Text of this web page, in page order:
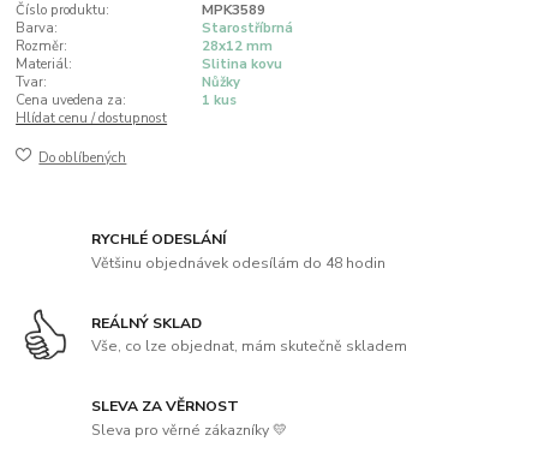
Číslo produktu:
MPK3589
Barva:
Starostříbrná
Rozměr:
28x12 mm
Materiál:
Slitina kovu
Tvar:
Nůžky
Cena uvedena za:
1 kus
Hlídat cenu / dostupnost
Do oblíbených
RYCHLÉ ODESLÁNÍ
Většinu objednávek odesílám do 48 hodin
REÁLNÝ SKLAD
Vše, co lze objednat, mám skutečně skladem
SLEVA ZA VĚRNOST
Sleva pro věrné zákazníky 💛